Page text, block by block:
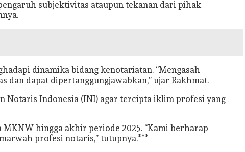
subjektivitas ataupun tekanan dari pihak
dinamika bidang kenotariatan. “Mengasah
dapat dipertanggungjawabkan,” ujar Rakhmat.
Notaris Indonesia (INI) agar tercipta iklim profesi yang
hingga akhir periode 2025. “Kami berharap
profesi notaris,” tutupnya.***